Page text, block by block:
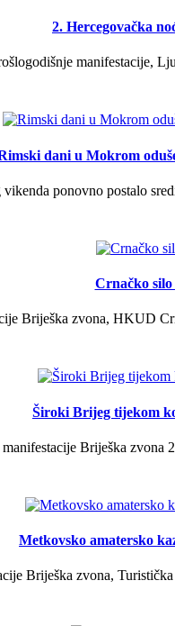
2. Hercegovačka
manifestacije,
dani u Mokrom
ponovno postalo
Crnačko
Briješka zvona, HKUD
Široki Brijeg tijekom
Briješka zvona
Metkovsko amatersko
Briješka zvona,